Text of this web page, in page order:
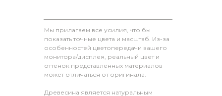
Мы прилагаем все усилия, что бы
показать точные цвета и масштаб. Из-за
особенностей цветопередачи вашего
монитора/дисплея, реальный цвет и
оттенок представленных материалов
может отличаться от оригинала.
Древесина является натуральным